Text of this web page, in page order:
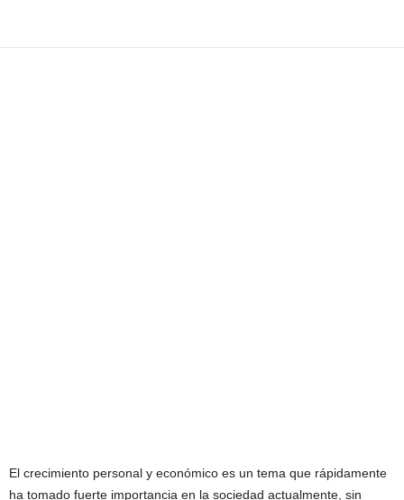
El crecimiento personal y económico es un tema que rápidamente
ha tomado fuerte importancia en la sociedad actualmente, sin